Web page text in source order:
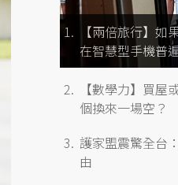
【兩倍旅行】如
在智慧型手機普
【數學力】買屋
個換來一場空？
護家盟震驚全台
由